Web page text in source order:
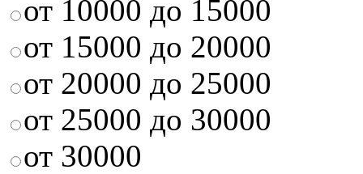
от 10000 до 15000
от 15000 до 20000
от 20000 до 25000
от 25000 до 30000
от 30000